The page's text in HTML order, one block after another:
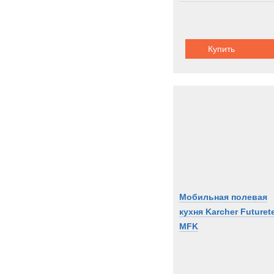
Купить
Мобильная полевая
кухня Karcher
MFK